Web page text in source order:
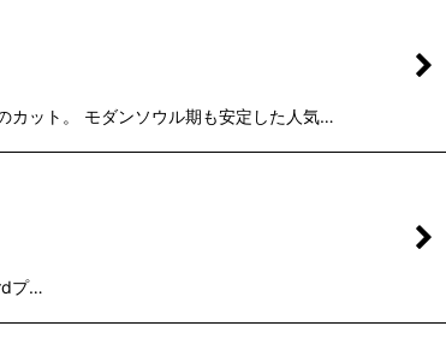
カット。 モダンソウル期も安定した人気…
プ…